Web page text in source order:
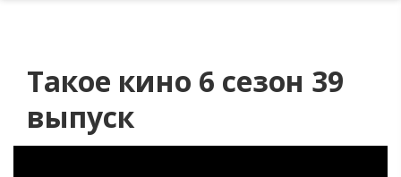
Такое кино 6 сезон 39
выпуск